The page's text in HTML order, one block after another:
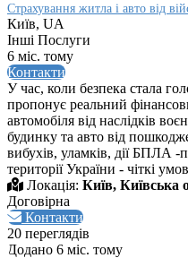
Страхування житла і авто від
Київ, UA
Інші Послуги
6 міс. тому
Контакти
У час, коли безпека стала
пропонує реальний
автомобіля від наслідків
будинку та авто від
вибухів, уламків, дії БПЛА -
території України - чіткі
Локація: Київ, Київська
Договірна
Контакти
20 переглядів
Додано 6 міс. тому